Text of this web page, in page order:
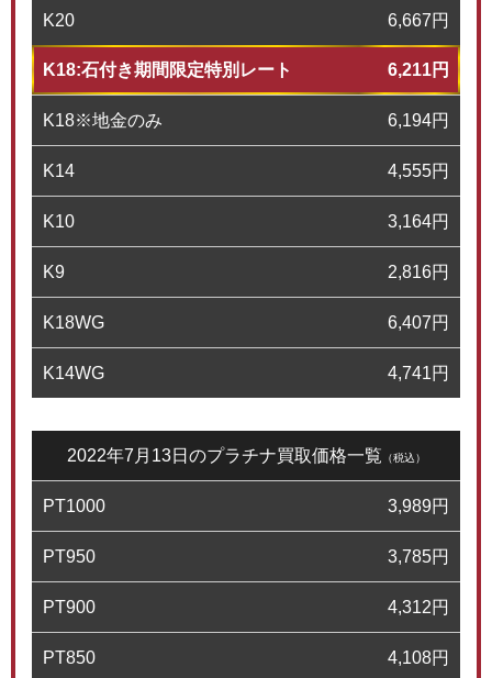
K20 6,667円
K18:石付き期間限定特別レート 6,211円
K18※地金のみ 6,194円
K14 4,555円
K10 3,164円
K9 2,816円
K18WG 6,407円
K14WG 4,741円
2022年7月13日のプラチナ買取価格一覧 （税込）
PT1000 3,989円
PT950 3,785円
PT900 4,312円
PT850 4,108円